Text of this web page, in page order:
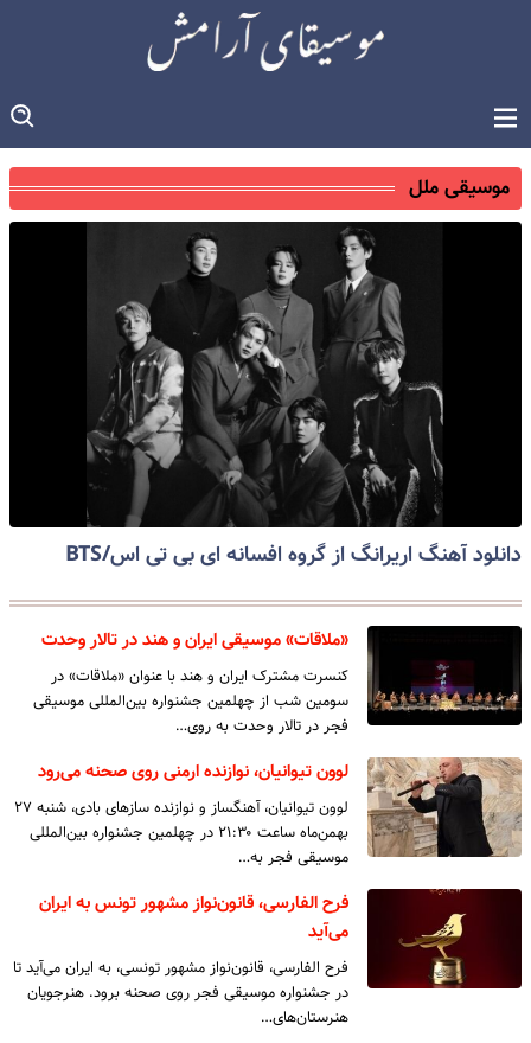
موسیقی ملل
دانلود آهنگ اریرانگ از گروه افسانه ای بی تی اس/BTS
«ملاقات» موسیقی ایران و هند در تالار وحدت
کنسرت مشترک ایران و هند با عنوان «ملاقات» در
سومین شب از چهلمین جشنواره بین‌المللی موسیقی
فجر در تالار وحدت به روی…
لوون تیوانیان، نوازنده ارمنی روی صحنه می‌رود
لوون تیوانیان، آهنگساز و نوازنده سازهای بادی، شنبه ۲۷
بهمن‌ماه ساعت ۲۱:۳۰ در چهلمین جشنواره بین‌المللی
موسیقی فجر به…
فرح الفارسی، قانون‌نواز مشهور تونس به ایران
می‌آید
فرح الفارسی، قانون‌نواز مشهور تونسی، به ایران می‌آید تا
در جشنواره موسیقی فجر روی صحنه برود. هنرجویان
هنرستان‌های…